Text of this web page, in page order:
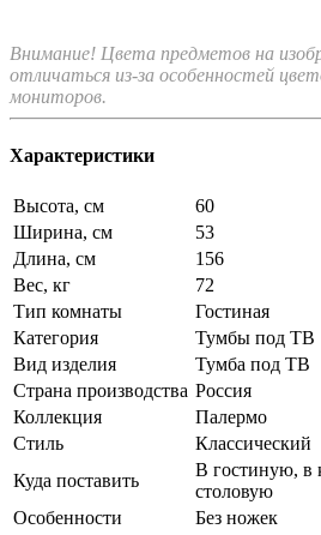
Внимание! Цвета предметов на
отличаться из-за особенностей
мониторов.
Характеристики
Высота, см
60
Ширина, см
53
Длина, см
156
Вес, кг
72
Тип комнаты
Гостиная
Категория
Тумбы под ТВ
Вид изделия
Тумба под ТВ
Страна производства Россия
Коллекция
Палермо
Стиль
Классический
Куда поставить
В гостиную, в
столовую
Особенности
Без ножек